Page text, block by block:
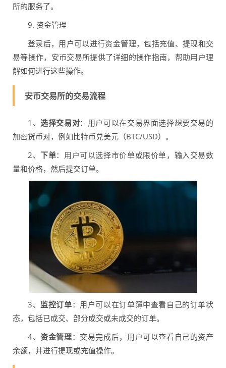
所的服务了。
9. 资金管理
登录后，用户可以进行资金管理，包括充值、提现和交
易等操作，安币交易所提供了详细的操作指南，帮助用户理
解如何进行这些操作。
安币交易所的交易流程
1、选择交易对：用户可以在交易界面选择想要交易的
加密货币对，例如比特币兑美元（BTC/USD）。
2、下单：用户可以选择市价单或限价单，输入交易数
量和价格，然后提交订单。
3、 监控订单：用户可以在订单簿中查看自己的订单状
态，包括已成交、部分成交或未成交的订单。
4、资金管理：交易完成后，用户可以查看自己的资产
余额，并进行提现或充值操作。